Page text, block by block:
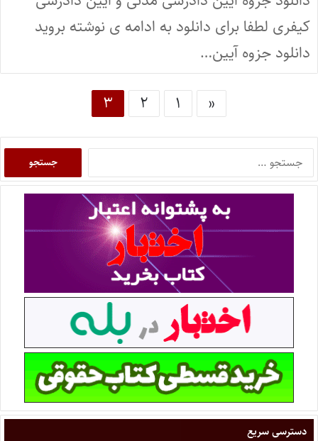
کیفری لطفا برای دانلود به ادامه ی نوشته بروید
دانلود جزوه آیین…
« ۱ ۲ ۳
دسترسی سریع